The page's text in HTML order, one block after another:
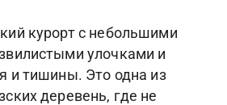
курорт с небольшими
улочками и
и тишины. Это одна из
деревень, где не